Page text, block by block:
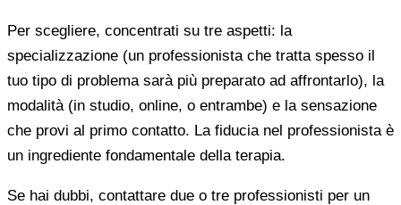
Per scegliere, concentrati su tre aspetti: la
specializzazione (un professionista che tratta spesso il
tuo tipo di problema sarà più preparato ad affrontarlo), la
modalità (in studio, online, o entrambe) e la sensazione
che provi al primo contatto. La fiducia nel professionista è
un ingrediente fondamentale della terapia.
Se hai dubbi, contattare due o tre professionisti per un